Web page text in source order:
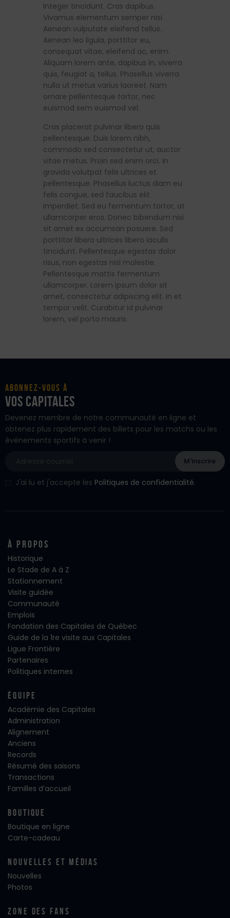
Integer tincidunt. Cras dapibus.
Vivamus elementum semper nisi.
Aenean vulputate eleifend tellus.
Aenean leo ligula, porttitor eu,
consequat vitae, eleifend ac, enim.
Aliquam lorem ante, dapibus in, viverra
quis, feugiat a, tellus. Phasellus viverra
nulla ut metus varius laoreet. Nam
ornare pellentesque tortor, nec
euismod sem euismod vel.
Cras placerat pulvinar libero quis
pellentesque. Duis lorem nibh,
commodo sed consectetur ut, auctor
vitae metus. Proin sed enim orci. In
gravida volutpat felis ultrices et
pellentesque. Phasellus luctus diam eu
felis congue, sed faucibus elit
imperdiet. Sed eu fermentum tortor, at
ullamcorper eros. Donec bibendum nisi
sit amet ex accumsan posuere. Sed
porttitor libero ultrices libero iaculis
tincidunt. Pellentesque egestas dolor
risus, non egestas nisl molestie.
Pellentesque mattis fermentum
ullamcorper. Lorem ipsum dolor sit
amet, consectetur adipiscing elit. In et
tempor velit. Curabitur id pulvinar
lorem, vel porta mauris.
Abonnez-vous à
vos Capitales
Devenez membre de notre communauté en ligne et
obtenez plus rapidement des billets pour les matchs ou les
événements sportifs à venir !
J'ai lu et j'accepte les Politiques de confidentialité.
À propos
Historique
Le Stade de A à Z
Stationnement
Visite guidée
Communauté
Emplois
Fondation des Capitales de Québec
Guide de la 1re visite aux Capitales
Ligue Frontière
Partenaires
Politiques internes
Équipe
Académie des Capitales
Administration
Alignement
Anciens
Records
Résumé des saisons
Transactions
Familles d’accueil
Boutique
Boutique en ligne
Carte-cadeau
Nouvelles Et Médias
Nouvelles
Photos
Zone Des Fans